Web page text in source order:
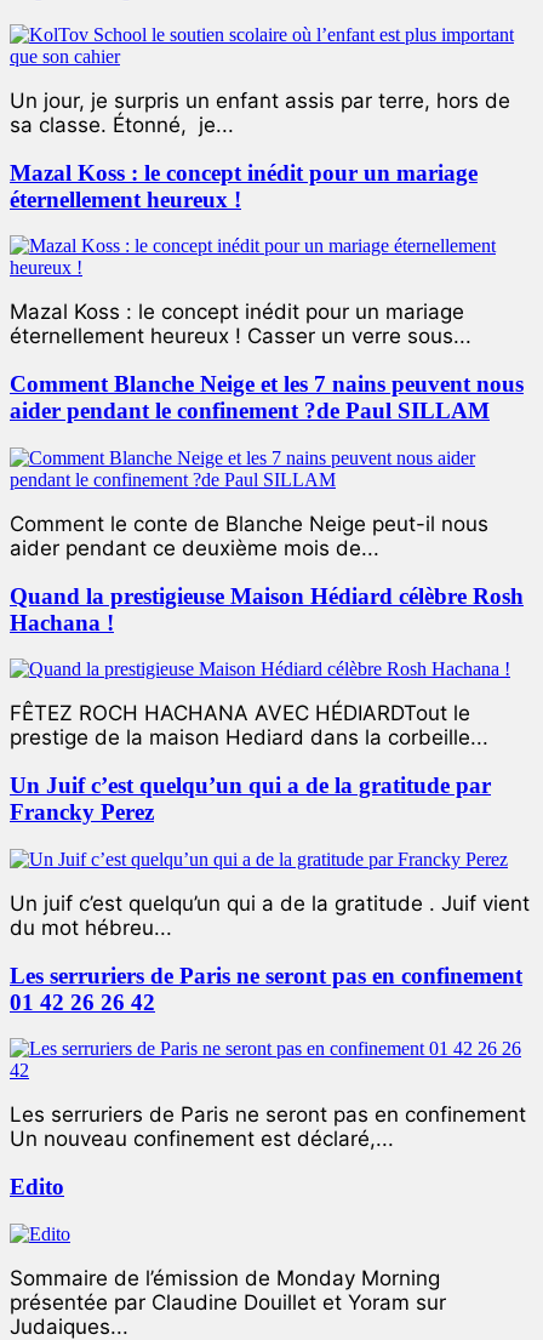
Un jour, je surpris un enfant assis par terre, hors de
sa classe. Étonné, je...
Mazal Koss : le concept inédit pour un mariage
éternellement heureux !
Mazal Koss : le concept inédit pour un mariage
éternellement heureux ! Casser un verre sous...
Comment Blanche Neige et les 7 nains peuvent nous
aider pendant le confinement ?de Paul SILLAM
Comment le conte de Blanche Neige peut-il nous
aider pendant ce deuxième mois de...
Quand la prestigieuse Maison Hédiard célèbre Rosh
Hachana !
FÊTEZ ROCH HACHANA AVEC HÉDIARDTout le
prestige de la maison Hediard dans la corbeille...
Un Juif c’est quelqu’un qui a de la gratitude par
Francky Perez
Un juif c’est quelqu’un qui a de la gratitude . Juif vient
du mot hébreu...
Les serruriers de Paris ne seront pas en confinement
01 42 26 26 42
Les serruriers de Paris ne seront pas en confinement
Un nouveau confinement est déclaré,...
Edito
Sommaire de l’émission de Monday Morning
présentée par Claudine Douillet et Yoram sur
Judaiques...